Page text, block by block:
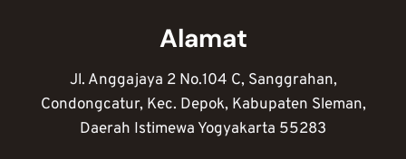
Alamat
Jl. Anggajaya 2 No.104 C, Sanggrahan,
Condongcatur, Kec. Depok, Kabupaten Sleman,
Daerah Istimewa Yogyakarta 55283